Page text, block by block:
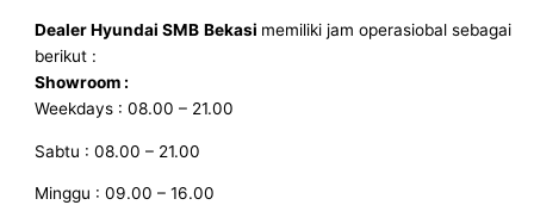
Dealer Hyundai SMB Bekasi memiliki jam operasiobal sebagai
berikut :
Showroom :
Weekdays : 08.00 – 21.00
Sabtu : 08.00 – 21.00
Minggu : 09.00 – 16.00